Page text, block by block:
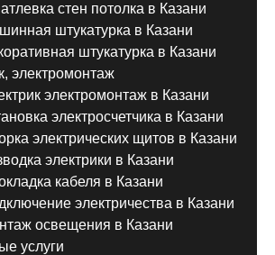
стен потолка в Казани
штукатурка в Казани
штукатурка в Казани
электромонтаж
электромонтаж в Казани
электросчетчика в Казани
электрических щитов в Казани
электрики в Казани
кабеля в Казани
электричества в Казани
освещения в Казани
услуги